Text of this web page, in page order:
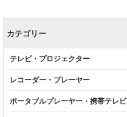
カテゴリー
テレビ・プロジェクター
レコーダー・プレーヤー
ポータブルプレーヤー・携帯テレビ